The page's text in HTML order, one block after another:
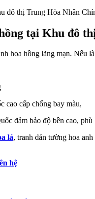
tại Khu đô
hoa hồng lãng mạn. Nếu
cao cấp chống bay màu,
đảm bảo độ bền cao,
lá, tranh dán tường hoa anh
hệ